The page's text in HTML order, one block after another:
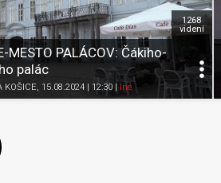
Pozrieť neskôr
K obľúbeným
Zdieľať
MESTO PALÁCOV: Čákiho-
palác
KOŠICE, 15.08.2024 | 12:30 Iné
1268
videní